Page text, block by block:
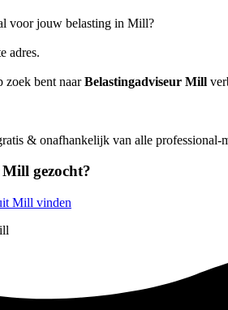
voor jouw belasting in Mill?
adres.
zoek bent naarBelastingadviseur Mill
& onafhankelijk van alle
gezocht?
Mill vinden